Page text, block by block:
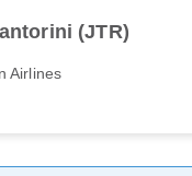
(JTR)
Airlines